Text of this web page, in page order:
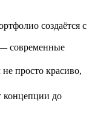
создаётся с
современные
просто красиво,
до